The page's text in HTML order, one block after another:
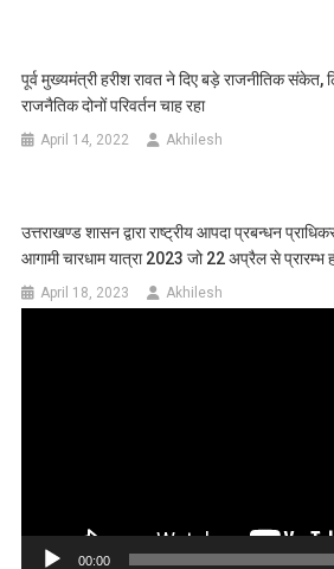
पूर्व मुख्यमंत्री हरीश रावत ने दिए बड़े राजनीतिक संकेत,
राजनैतिक दोनों परिवर्तन चाह रहा
April 14, 2022 Akhilesh
उत्तराखण्ड शासन द्वारा राष्ट्रीय आपदा प्रबन्धन
आगामी चारधाम यात्रा 2023 जो 22 अप्रैल से प्रारम्भ
April 18, 2023 Akhilesh
00:00